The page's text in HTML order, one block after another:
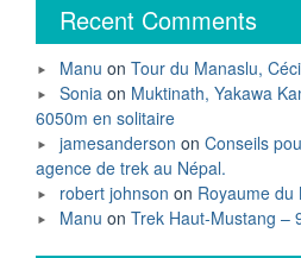
Recent Comments
Manu on Tour du Manaslu,
Sonia on Muktinath, Yakawa
6050m en solitaire
jamesanderson on Conseils
agence de trek au Népal.
robert johnson on Royaume du
Manu on Trek Haut-Mustang –